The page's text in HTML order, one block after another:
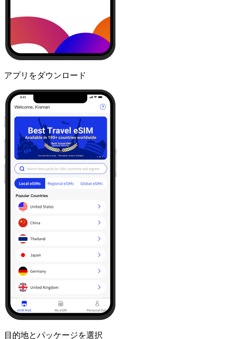
アプリをダウンロード
目的地とパッケージを選択